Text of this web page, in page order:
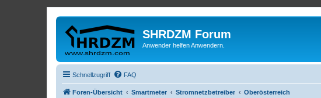
SHRDZM Forum
Anwender helfen Anwendern.
Schnellzugriff FAQ
Foren-Übersicht Smartmeter Stromnetzbetreiber Oberösterreich